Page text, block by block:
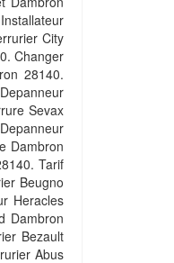
City
Changer
28140.
Sevax
Dambron
Tarif
Beugno
Heracles
Dambron
Bezault
Abus